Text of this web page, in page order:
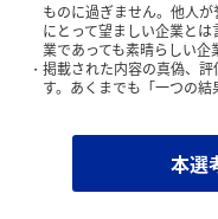
ものに過ぎません。他人
にとって望ましい企業と
業であっても素晴らしい企
掲載された内容の真偽、
す。あくまでも「一つの結
本選